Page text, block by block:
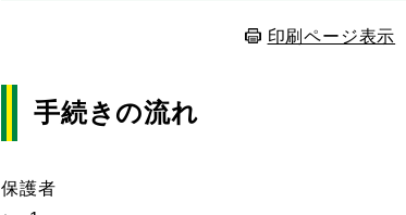
印刷ページ表示
手続きの流れ
保護者